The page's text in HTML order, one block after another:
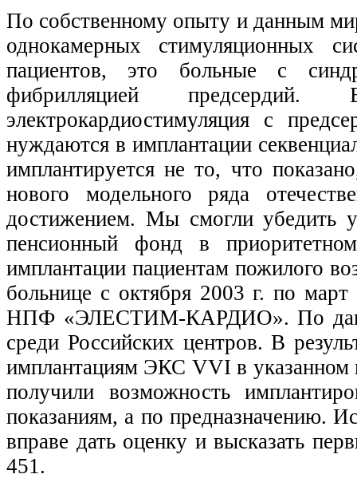
По собственному опыту и данным
однокамерных стимуляционных
пациентов, это больные с
фибрилляцией предсердий.
электрокардиостимуляция с
нуждаются в имплантации
имплантируется не то, что
нового модельного ряда
достижением. Мы смогли убедить
пенсионный фонд в
имплантации пациентам пожилого
больнице с октября 2003 г. по
НПФ «ЭЛЕСТИМ-КАРДИО». По
среди Российских центров. В
имплантациям ЭКС VVI в указанном
получили возможность
показаниям, а по предназначению.
вправе дать оценку и высказать
451.